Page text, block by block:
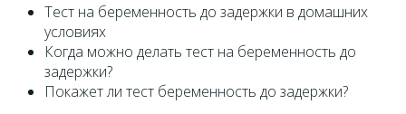
Тест на беременность до задержки в домашних
условиях
Когда можно делать тест на беременность до
задержки?
Покажет ли тест беременность до задержки?